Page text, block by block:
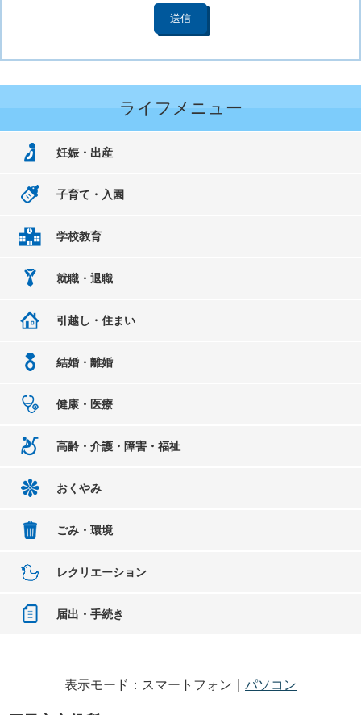
ライフメニュー
妊娠・出産
子育て・入園
学校教育
就職・退職
引越し・住まい
結婚・離婚
健康・医療
高齢・介護・障害・福祉
おくやみ
ごみ・環境
レクリエーション
届出・手続き
表示モード：スマートフォン｜ パソコン